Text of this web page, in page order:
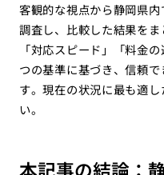
客観的な視点から静岡県
調査し、比較した結果をま
「対応スピード」「料金
つの基準に基づき、信頼
す。現在の状況に最も適
い。